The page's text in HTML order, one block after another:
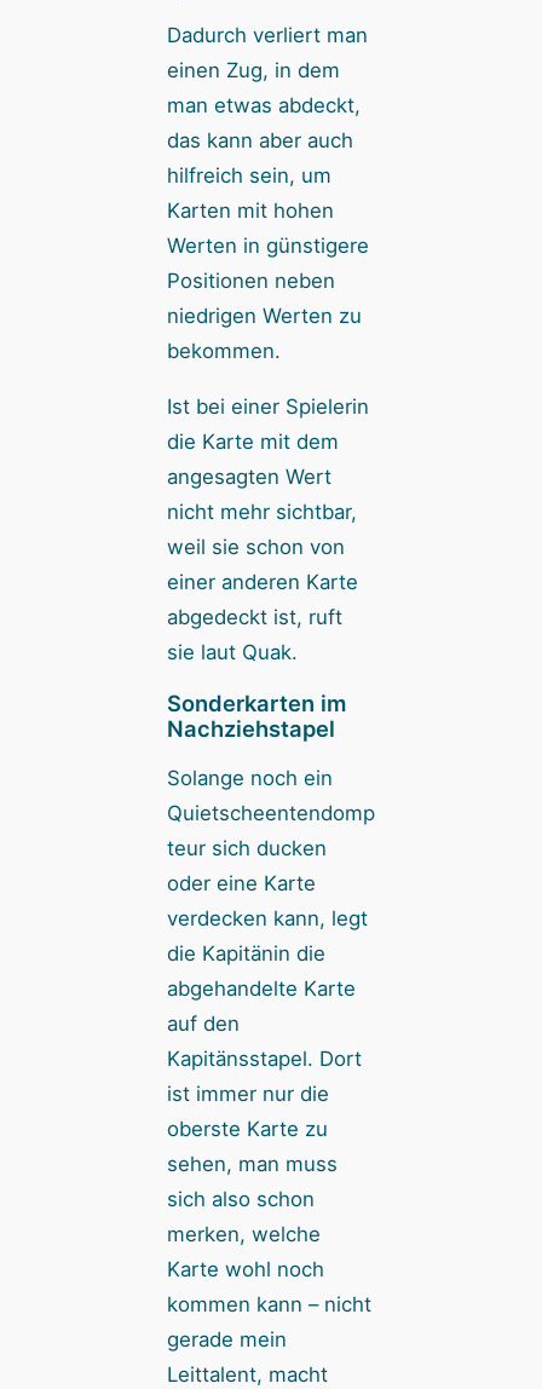
Dadurch verliert man
einen Zug, in dem
man etwas abdeckt,
das kann aber auch
hilfreich sein, um
Karten mit hohen
Werten in günstigere
Positionen neben
niedrigen Werten zu
bekommen.
Ist bei einer Spielerin
die Karte mit dem
angesagten Wert
nicht mehr sichtbar,
weil sie schon von
einer anderen Karte
abgedeckt ist, ruft
sie laut Quak.
Sonderkarten im
Nachziehstapel
Solange noch ein
Quietscheentendomp
teur sich ducken
oder eine Karte
verdecken kann, legt
die Kapitänin die
abgehandelte Karte
auf den
Kapitänsstapel. Dort
ist immer nur die
oberste Karte zu
sehen, man muss
sich also schon
merken, welche
Karte wohl noch
kommen kann – nicht
gerade mein
Leittalent, macht